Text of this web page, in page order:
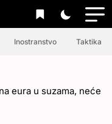
Inostranstvo Taktika
eura u suzama, neće